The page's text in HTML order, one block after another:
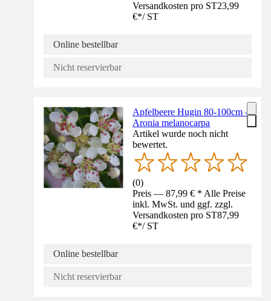
Versandkosten pro ST23,99
€*/ ST
Online bestellbar
Nicht reservierbar
Apfelbeere Hugin 80-100cm -
Aronia melanocarpa
Artikel wurde noch nicht
bewertet.
(0)
Preis — 87,99 € * Alle Preise
inkl. MwSt. und ggf. zzgl.
Versandkosten pro ST87,99
€*/ ST
Online bestellbar
Nicht reservierbar